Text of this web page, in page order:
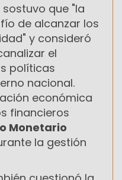
sostuvo que "la
de alcanzar los
y consideró
el
políticas
nacional.
económica
financieros
Monetario
la gestión